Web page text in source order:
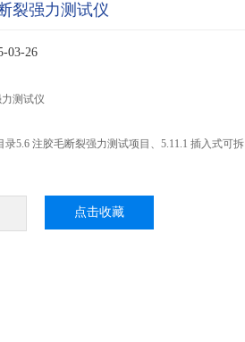
裂强力测试仪
03-26
测试仪
录5.6 注胶毛断裂强力测试项目、5.11.1 插入式可拆
点击收藏